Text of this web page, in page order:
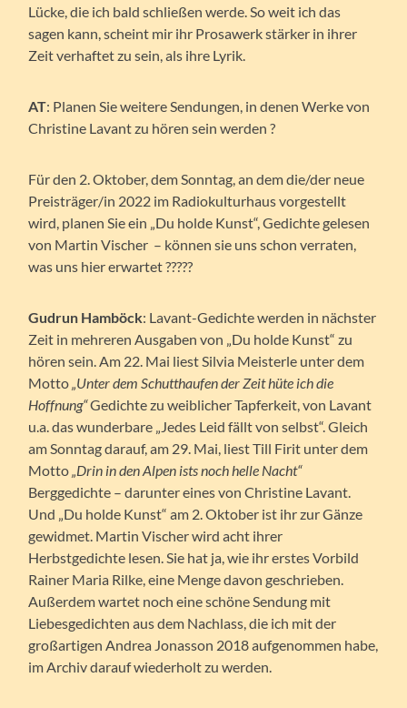
Lücke, die ich bald schließen werde. So weit ich das
sagen kann, scheint mir ihr Prosawerk stärker in ihrer
Zeit verhaftet zu sein, als ihre Lyrik.
AT: Planen Sie weitere Sendungen, in denen Werke von
Christine Lavant zu hören sein werden ?
Für den 2. Oktober, dem Sonntag, an dem die/der neue
Preisträger/in 2022 im Radiokulturhaus vorgestellt
wird, planen Sie ein „Du holde Kunst“, Gedichte gelesen
von Martin Vischer – können sie uns schon verraten,
was uns hier erwartet ?????
Gudrun Hamböck: Lavant-Gedichte werden in nächster
Zeit in mehreren Ausgaben von „Du holde Kunst“ zu
hören sein. Am 22. Mai liest Silvia Meisterle unter dem
Motto„Unter dem Schutthaufen der Zeit hüte ich die
Hoffnung“Gedichte zu weiblicher Tapferkeit, von Lavant
u.a. das wunderbare „Jedes Leid fällt von selbst“. Gleich
am Sonntag darauf, am 29. Mai, liest Till Firit unter dem
Motto„Drin in den Alpen ists noch helle Nacht“
Berggedichte – darunter eines von Christine Lavant.
Und „Du holde Kunst“ am 2. Oktober ist ihr zur Gänze
gewidmet. Martin Vischer wird acht ihrer
Herbstgedichte lesen. Sie hat ja, wie ihr erstes Vorbild
Rainer Maria Rilke, eine Menge davon geschrieben.
Außerdem wartet noch eine schöne Sendung mit
Liebesgedichten aus dem Nachlass, die ich mit der
großartigen Andrea Jonasson 2018 aufgenommen habe,
im Archiv darauf wiederholt zu werden.